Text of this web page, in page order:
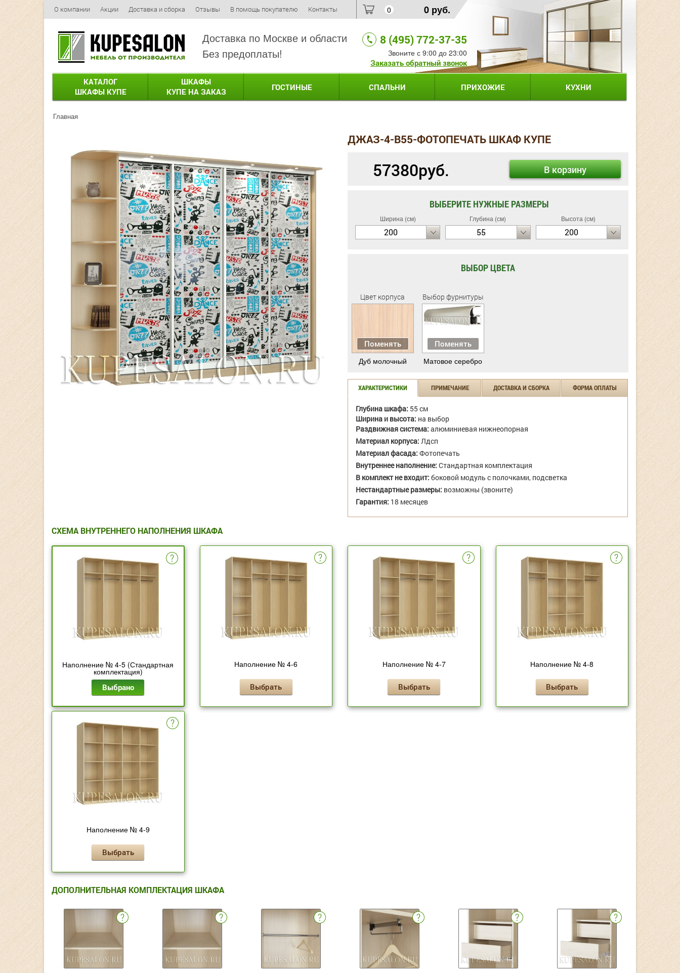
О компании Акции Доставка и сборка Отзывы В помощь покупателю Контакты 0 0 руб.
Доставка по Москве и области
Без предоплаты!
8 (495) 772-37-35
Звоните с 9:00 до 23:00
Заказать обратный звонок
КАТАЛОГ
ШКАФЫ КУПЕ
ШКАФЫ
КУПЕ НА ЗАКАЗ
ГОСТИНЫЕ СПАЛЬНИ ПРИХОЖИЕ КУХНИ
Главная
ДЖАЗ-4-B55-ФОТОПЕЧАТЬ ШКАФ КУПЕ
57380руб. В корзину
ВЫБЕРИТЕ НУЖНЫЕ РАЗМЕРЫ
Ширина (см)
200
Глубина (см)
55
Высота (см)
200
ВЫБОР ЦВЕТА
Цвет корпуса
Поменять
Дуб молочный
Выбор фурнитуры
Поменять
Матовое серебро
ХАРАКТЕРИСТИКИ ПРИМЕЧАНИЕ ДОСТАВКА И СБОРКА ФОРМА ОПЛАТЫ
Глубина шкафа: 55 см
Ширина и высота: на выбор
Раздвижная система: алюминиевая нижнеопорная
Материал корпуса: Лдсп
Материал фасада: Фотопечать
Внутреннее наполнение: Стандартная комплектация
В комплект не входит: боковой модуль с полочками, подсветка
Нестандартные размеры: возможны (звоните)
Гарантия: 18 месяцев
СХЕМА ВНУТРЕННЕГО НАПОЛНЕНИЯ ШКАФА
Наполнение № 4-5 (Стандартная
комплектация)
Выбрано
Наполнение № 4-6
Выбрать
Наполнение № 4-7
Выбрать
Наполнение № 4-8
Выбрать
Наполнение № 4-9
Выбрать
ДОПОЛНИТЕЛЬНАЯ КОМПЛЕКТАЦИЯ ШКАФА